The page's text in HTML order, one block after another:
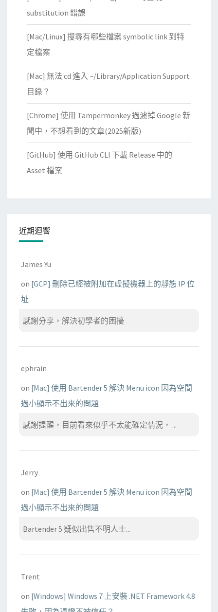
substitution 錯誤
[Mac/Linux] 搜尋有哪些檔案 symbolic link 到特
定檔案
[Mac] 無法 cd 進入 ~/Library/Application Support
目錄？
[Chrome] 使用 Tampermonkey 過濾掉 Google 新
聞中，不想看到的文章(2025新版)
[GitHub] 使用 GitHub CLI 下載 Release 中的
Asset 檔案
近期迴響
James Yu
on [GCP] 刪除已經被附加在虛擬機器上的靜態 IP 位
址
感謝分享，解決初學者的困擾
ephrain
on [Mac] 使用 Bartender 5 解決 Menu icon 因為空間
過小顯示不出來的問題
感謝提醒，目前看來似乎不太能確定情況， ...
Jerry
on [Mac] 使用 Bartender 5 解決 Menu icon 因為空間
過小顯示不出來的問題
Bartender 5 疑似出售不明人士...
Trent
on [Windows] Windows 7 上安裝 .NET Framework 4.8